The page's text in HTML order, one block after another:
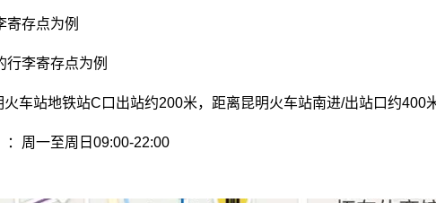
寄存点为例
行李寄存点为例
火车站地铁站C口出站约200米，距离昆明火车站南进/出站口约400
：周一至周日09:00-22:00